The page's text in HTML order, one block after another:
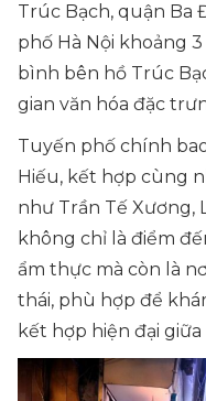
Trúc Bạch, quận
phố Hà Nội khoảng
bình bên hồ Trúc
gian văn hóa đặc
Tuyến phố chính
Hiếu, kết hợp cùng
như Trần Tế Xương,
không chỉ là điểm
ẩm thực mà còn là
thái, phù hợp để
kết hợp hiện đại